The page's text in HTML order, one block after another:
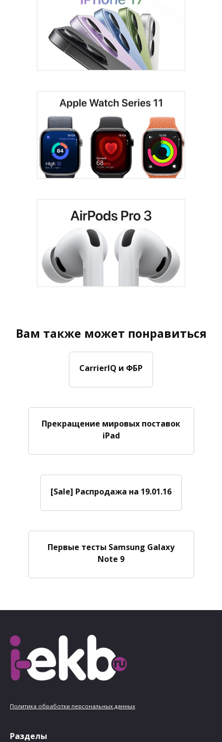
Вам также может понравиться
CarrierIQ и ФБР
Прекращение мировых поставок
iPad
[Sale] Распродажа на 19.01.16
Первые тесты Samsung Galaxy
Note 9
Политика обработки персональных данных
Разделы